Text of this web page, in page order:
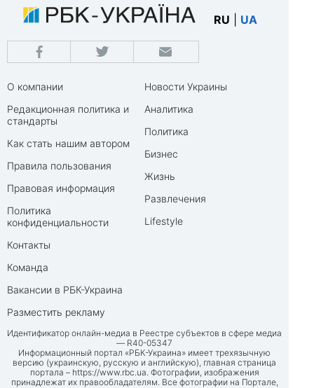
RU UA
О компании
Редакционная политика и
стандарты
Как стать нашим автором
Правила пользования
Правовая информация
Политика
конфиденциальности
Контакты
Команда
Вакансии в РБК-Украина
Разместить рекламу
Новости Украины
Аналитика
Политика
Бизнес
Жизнь
Развлечения
Lifestyle
Идентификатор онлайн-медиа в Реестре субъектов в сфере медиа
— R40-05347
Информационный портал «РБК-Украина» имеет трехязычную
версию (украинскую, русскую и английскую), главная страница
портала – https://www.rbc.ua. Фотографии, изображения
принадлежат их правообладателям. Все фотографии на Портале,